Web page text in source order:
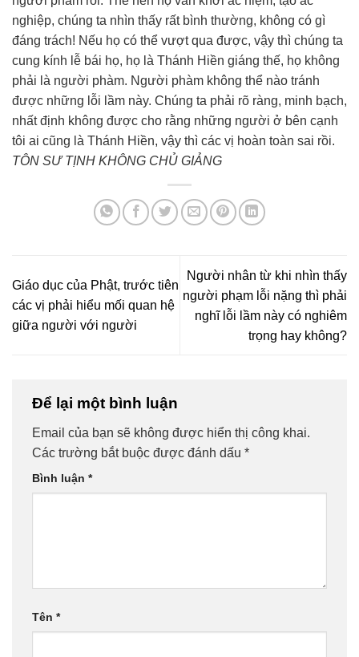
nghiệp, chúng ta nhìn thấy rất bình thường, không có gì
đáng trách! Nếu họ có thể vượt qua được, vậy thì chúng ta
cung kính lễ bái họ, họ là Thánh Hiền giáng thế, họ không
phải là người phàm. Người phàm không thể nào tránh
được những lỗi lầm này. Chúng ta phải rõ ràng, minh bạch,
nhất định không được cho rằng những người ở bên cạnh
tôi ai cũng là Thánh Hiền, vậy thì các vị hoàn toàn sai rồi.
TÔN SƯ TỊNH KHÔNG CHỦ GIẢNG
Giáo dục của Phật, trước tiên
các vị phải hiểu mối quan hệ
giữa người với người
Người nhân từ khi nhìn thấy
người phạm lỗi nặng thì phải
nghĩ lỗi lầm này có nghiêm
trọng hay không?
Để lại một bình luận
Email của bạn sẽ không được hiển thị công khai.
Các trường bắt buộc được đánh dấu *
Bình luận *
Tên *